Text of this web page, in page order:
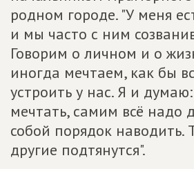
родном городе. "У меня
и мы часто с ним
Говорим о личном и о
иногда мечтаем, как бы
устроить у нас. Я и
мечтать, самим всё надо
собой порядок наводить.
другие подтянутся".